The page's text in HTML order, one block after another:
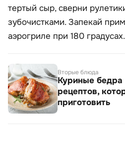
тертый сыр, сверни
зубочистками. Запекай
аэрогриле при 180 градусах.
Вторые блюда
Куриные бедра
рецептов,
приготовить